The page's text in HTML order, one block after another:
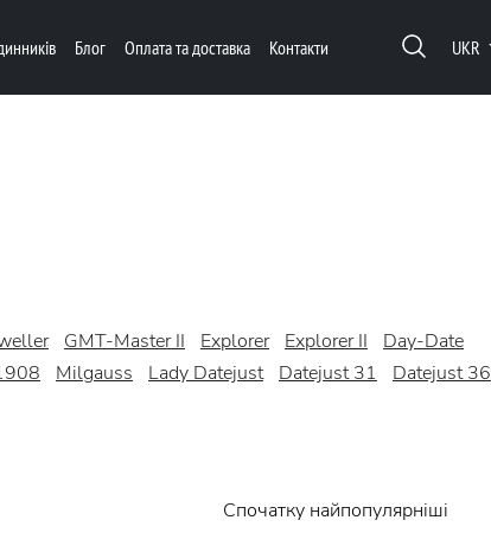
Блог Оплата та доставка Контакти UKR
GMT-Master II Explorer Explorer II
Day-Date
Milgauss Lady Datejust Datejust 31
Datejust 36
Спочатку найпопулярніші